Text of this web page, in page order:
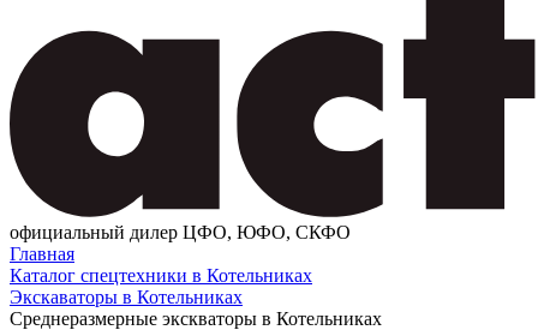
официальный дилер ЦФО, ЮФО, СКФО
Главная
Каталог спецтехники в Котельниках
Экскаваторы в Котельниках
Среднеразмерные экскваторы в Котельниках